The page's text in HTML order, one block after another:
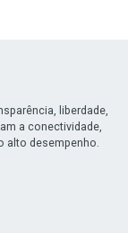
liberdade,
a conectividade,
alto desempenho.